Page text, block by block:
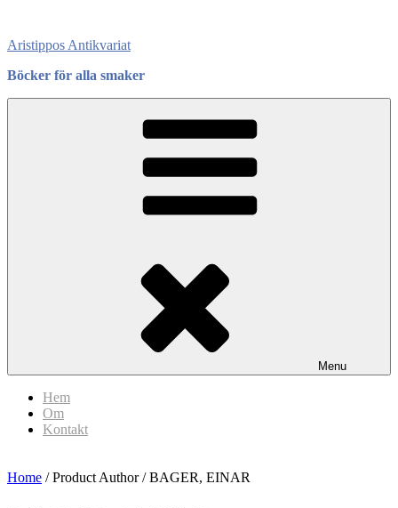
content
Aristippos Antikvariat
Böcker för alla smaker
Menu
Hem
Om
Kontakt
Home / Product Author / BAGER, EINAR